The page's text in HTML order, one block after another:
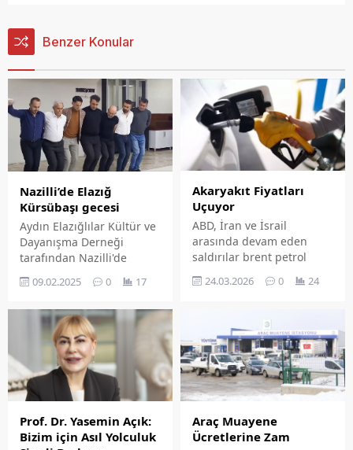
Benzer Konular
Nazilli’de Elazığ
Kürsübaşı gecesi
Aydın Elazığlılar Kültür ve
Dayanışma Derneği
tarafından Nazilli'de
düzenlendi.
09.02.2025 0 17
Akaryakıt Fiyatları
Uçuyor
ABD, İran ve İsrail
arasında devam eden
saldırılar brent petrol
fiyatlarını doğrudan
etkiliyor. Brent petrolün
altyapılarını hedef alan
saldırılar ve Hürmüz
Boğazı'ndaki gelişmelerin
etkisiyle pozitif seyir
izliyor.
24.03.2026 0 24
Prof. Dr. Yasemin Açık:
Bizim için Asıl Yolculuk
Araç Muayene
Ücretlerine Zam